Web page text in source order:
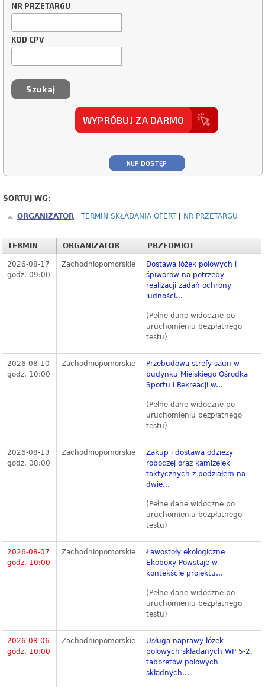
NR PRZETARGU
KOD CPV
WYPRÓBUJ ZA DARMO
KUP DOSTĘP
SORTUJ WG:
ORGANIZATOR TERMIN SKŁADANIA OFERT NR PRZETARGU
TERMIN ORGANIZATOR PRZEDMIOT
2026-08-17
godz. 09:00
Zachodniopomorskie
Dostawa łóżek polowych i
śpiworów na potrzeby
realizacji zadań ochrony
ludności...
(Pełne dane widoczne po
uruchomieniu bezpłatnego
testu)
2026-08-10
godz. 10:00
Zachodniopomorskie
Przebudowa strefy saun w
budynku Miejskiego Ośrodka
Sportu i Rekreacji w...
(Pełne dane widoczne po
uruchomieniu bezpłatnego
testu)
2026-08-13
godz. 08:00
Zachodniopomorskie
Zakup i dostawa odzieży
roboczej oraz kamizelek
taktycznych z podziałem na
dwie...
(Pełne dane widoczne po
uruchomieniu bezpłatnego
testu)
2026-08-07
godz. 10:00
Zachodniopomorskie
Ławostoły ekologiczne
Ekoboxy Powstaje w
kontekście projektu...
(Pełne dane widoczne po
uruchomieniu bezpłatnego
testu)
2026-08-06
godz. 10:00
Zachodniopomorskie
Usługa naprawy łóżek
polowych składanych WP 5-2,
taboretów polowych
składnych...